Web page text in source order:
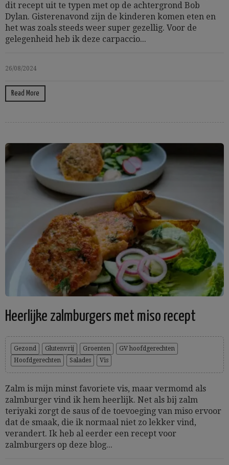
dit recept uit te typen met op de achtergrond Bob
Dylan. Gisterenavond zijn de kinderen komen eten en
het was zoals steeds weer super gezellig. Voor de
gelegenheid heb ik deze carpaccio...
26/08/2024
Read More
Heerlijke zalmburgers met miso recept
Gezond Glutenvrij Groenten
GV hoofdgerechten
Hoofdgerechten
Salades Vis
Zalm is mijn minst favoriete vis, maar vermomd als
zalmburger vind ik hem heerlijk. Net als bij zalm
teriyaki zorgt de saus of de toevoeging van miso ervoor
dat de smaak, die ik normaal niet zo lekker vind,
verandert. Ik heb al eerder een recept voor
zalmburgers op deze blog...